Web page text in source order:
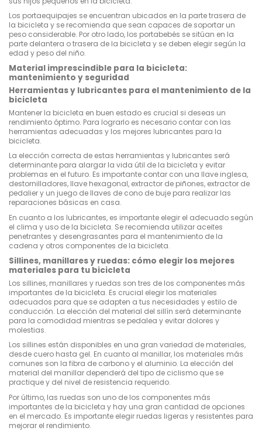
Los portaequipajes se encuentran ubicados en la parte trasera de
la bicicleta y se recomienda que sean capaces de soportar un
peso considerable. Por otro lado, los portabebés se sitúan en la
parte delantera o trasera de la bicicleta y se deben elegir según la
edad y peso del niño.
Material imprescindible para la bicicleta:
mantenimiento y seguridad
Herramientas y lubricantes para el mantenimiento de la
bicicleta
Mantener la bicicleta en buen estado es crucial si deseas un
rendimiento óptimo. Para lograrlo es necesario contar con las
herramientas adecuadas y los mejores lubricantes para la
bicicleta.
La elección correcta de estas herramientas y lubricantes será
determinante para alargar la vida útil de la bicicleta y evitar
problemas en el futuro. Es importante contar con una llave inglesa,
destornilladores, llave hexagonal, extractor de piñones, extractor de
pedalier y un juego de llaves de cono de buje para realizar las
reparaciones básicas en casa.
En cuanto a los lubricantes, es importante elegir el adecuado según
el clima y uso de la bicicleta. Se recomienda utilizar aceites
penetrantes y desengrasantes para el mantenimiento de la
cadena y otros componentes de la bicicleta.
Sillines, manillares y ruedas: cómo elegir los mejores
materiales para tu bicicleta
Los sillines, manillares y ruedas son tres de los componentes más
importantes de la bicicleta. Es crucial elegir los materiales
adecuados para que se adapten a tus necesidades y estilo de
conducción. La elección del material del sillín será determinante
para la comodidad mientras se pedalea y evitar dolores y
molestias.
Los sillines están disponibles en una gran variedad de materiales,
desde cuero hasta gel. En cuanto al manillar, los materiales más
comunes son la fibra de carbono y el aluminio. La elección del
material del manillar dependerá del tipo de ciclismo que se
practique y del nivel de resistencia requerido.
Por último, las ruedas son uno de los componentes más
importantes de la bicicleta y hay una gran cantidad de opciones
en el mercado. Es importante elegir ruedas ligeras y resistentes para
mejorar el rendimiento.